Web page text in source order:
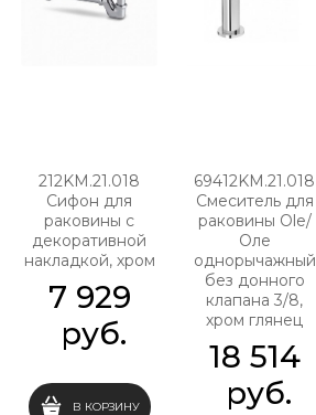
212KM.21.018
Сифон для
раковины с
декоративной
накладкой, хром
7 929
руб.
В КОРЗИНУ
69412KM.21.018
Смеситель для
раковины Ole/
Оле
однорычажный
без донного
клапана 3/8,
хром глянец
18 514
руб.